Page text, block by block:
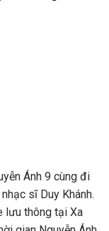
Ánh 9 cùng đi
sĩ Duy Khánh.
lưu thông tại Xa